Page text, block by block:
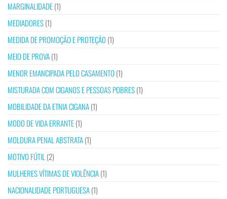
MARGINALIDADE(1)
MEDIADORES(1)
MEDIDA DE PROMOÇÃO E PROTEÇÃO (1)
MEIO DE PROVA(1)
MENOR EMANCIPADA PELO CASAMENTO (1)
MISTURADA COM CIGANOS E PESSOAS POBRES(1)
MOBILIDADE DA ETNIA CIGANA(1)
MODO DE VIDA ERRANTE(1)
MOLDURA PENAL ABSTRATA(1)
MOTIVO FÚTIL (2)
MULHERES VÍTIMAS DE VIOLÊNCIA(1)
NACIONALIDADE PORTUGUESA(1)